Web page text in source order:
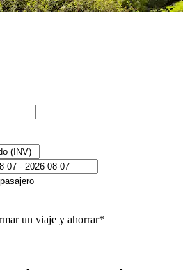
un viaje y ahorrar*